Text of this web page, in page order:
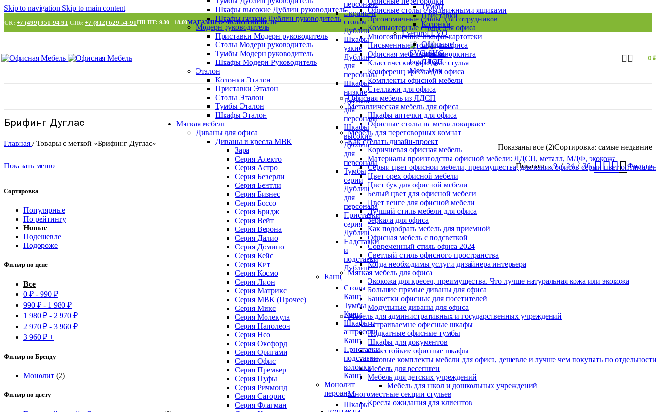
Skip to navigation Skip to main content
+7 (499) 951-94-91 СПб: +7 (812) 629-54-91ПН-ПТ: 9.00 - 18.00МАГАЗИН ОФИСНОЙ МЕБЕЛИ
Офисные столы с выдвижными ящиками
Эргономичные столы для сотрудников
Компьютерные столы для офиса
Многоящичные шкафы-картотеки
Письменные столы для офиса
Офисная мебель для коворкинга
Классические офисные стулья
Конференц кресла для офиса
Комплекты офисной мебели
Стеллажи для офиса
Офисная мебель из ЛДСП
Металлическая мебель для офиса
Шкафы аптечки для офиса
Офисные столы на металлокаркасе
Мебель для переговорных комнат
Как сделать дизайн-проект
Коричневая офисная мебель
Материалы производства офисной мебели: ЛДСП, металл, МДФ, экокожа
Серый цвет офисной мебели, преимущества, для каких офисов серый цвет
Цвет орех офисной мебели
Цвет бук для офисной мебели
Белый цвет для офисной мебели
Цвет венге для офисной мебели
Лучший стиль мебели для офиса
Зеркала для офиса
Как подобрать мебель для приемной
Офисная мебель с подсветкой
Современный стиль офиса 2024
Светлый стиль офисного пространства
Когда необходимы услуги дизайнера интерьера
Мягкая мебель для офиса
Экокожа для кресел, преимущества. Что лучше натуральная кожа или экокожа
Большие прямые диваны для офиса
Банкетки офисные для посетителей
Модульные диваны для офиса
Мебель для административных и государственных учреждений
Встраиваемые офисные шкафы
Подкатные офисные тумбы
Шкафы для документов
Огнестойкие офисные шкафы
Готовые комплекты мебели для офиса, дешевле и лучше чем покупать по отдельности
Мебель для ресепшен
Мебель для детских учреждений
Мебель для школ и дошкольных учреждений
Многоместные секции стульев
Кресла ожидания для клиентов
Шкафы высокие Дублин руководитель
Шкафы низкие Дублин руководитель
Модерн руководитель
Приставки Модерн руководитель
Столы Модерн руководитель
Тумбы Модерн руководитель
Шкафы Модерн Руководитель
Эталон
Колонки Эталон
Приставки Эталон
Столы Эталон
Тумбы Эталон
Шкафы Эталон
Мягкая мебель
Диваны для офиса
Диваны и кресла МВК
Зара
Серия Алекто
Серия Астро
Серия Беверли
Серия Бентли
Серия Бизнес
Серия Боссо
Серия Бридж
Серия Вейт
Серия Верона
Серия Далио
Серия Домино
Серия Кейс
Серия Кит
Серия Космо
Серия Лион
Серия Матрикс
Серия МВК (Прочее)
Серия Микс
Серия Молекула
Серия Наполеон
Серия Нео
Серия Оксфорд
Серия Оригами
Серия Офис
Серия Премьер
Серия Пуфы
Серия Ричмонд
Серия Саторис
Серия Флагман
0
персонала
Экраны к
столам
Дублин
Шкафы
узкие
Дублин
для
персонала
Шкафы
низкие
Дублин
для
персонала
Шкафы
высокие
Дублин
для
персонала
Тумбы
серии
Дублин
для
персонала
Приставки
серия
Дублин
Надставки
и
подставки
Дублин
Канц
Столы
Канц
Тумбы
Канц
Шкафы и
антресоли
Канц
Приставки,
подставки,
колонки
Канц
Монолит
персонал
Шкафы
Тумбы
Приставки
Колонки
Everprof EVO
Офисные
шкафы
ЛДСП
Брифинг Дуглас
Главная / Товары с меткой «Брифинг Дуглас» Показаны все (2)Сортировка: самые недавние
Показать меню Показать 9 24 36 Фильтр
Сортировка
Популярные
По рейтингу
Новые
Подешевле
Подороже
Фильтр по цене
Все
0 ₽ - 990 ₽
990 ₽ - 1 980 ₽
1 980 ₽ - 2 970 ₽
2 970 ₽ - 3 960 ₽
3 960 ₽ +
Фильтр по Бренду
Монолит (2)
Фильтр по цвету